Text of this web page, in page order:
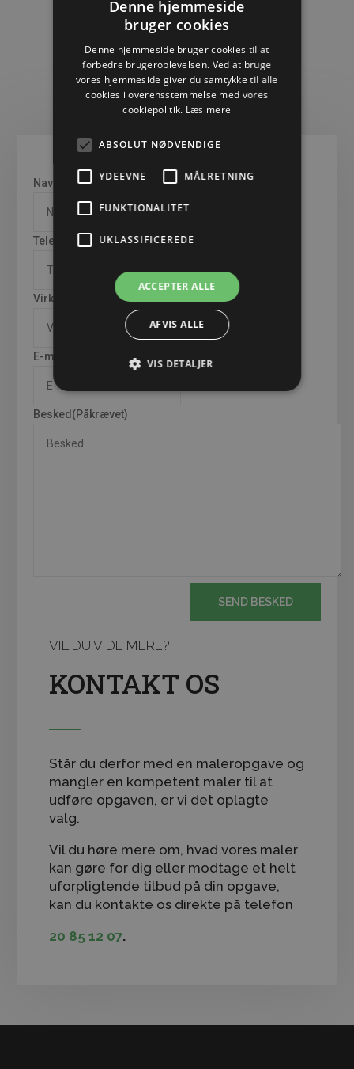
Navn (Påkrævet)
Telefon (Påkrævet)
Virksomhed (Påkrævet)
E-mail
Besked (Påkrævet)
VIL DU VIDE MERE?
KONTAKT OS
Står du derfor med en maleropgave og
mangler en kompetent maler til at
udføre opgaven, er vi det oplagte
valg.
​Vil du høre mere om, hvad vores maler
kan gøre for dig eller modtage et helt
uforpligtende tilbud på din opgave,
kan du kontakte os direkte på telefon
20 85 12 07.
ENGLISH
GERMAN
Denne hjemmeside
bruger cookies
Denne hjemmeside bruger cookies til at
forbedre brugeroplevelsen. Ved at bruge
vores hjemmeside giver du samtykke til alle
cookies i overensstemmelse med vores
cookiepolitik. Læs mere
ABSOLUT NØDVENDIGE
YDEEVNE MÅLRETNING
FUNKTIONALITET
UKLASSIFICEREDE
ACCEPTER ALLE
AFVIS ALLE
VIS DETALJER